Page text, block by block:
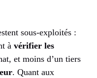
sous-exploités :
à vérifier les
et moins d’un tiers
. Quant aux